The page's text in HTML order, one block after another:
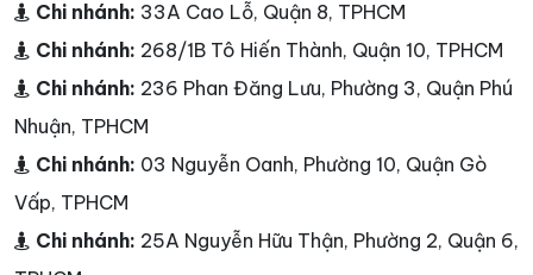
Chi nhánh: 33A Cao Lỗ, Quận 8, TPHCM
Chi nhánh: 268/1B Tô Hiến Thành, Quận 10, TPHCM
Chi nhánh: 236 Phan Đăng Lưu, Phường 3, Quận Phú
Nhuận, TPHCM
Chi nhánh: 03 Nguyễn Oanh, Phường 10, Quận Gò
Vấp, TPHCM
Chi nhánh: 25A Nguyễn Hữu Thận, Phường 2, Quận 6,